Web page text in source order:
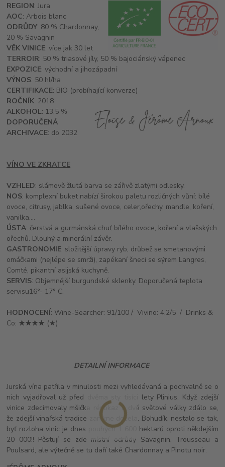
REGION: Jura
AOC: Arbois blanc
ODRŮDY: 80 % Chardonnay,
20 % Savagnin
VĚK VINICE: více jak 30 let
TERROIR: 50 % triasové jíly, 50 % bajociánský vápenec
EXPOZICE: východní a jihozápadní
VÝNOS: 50 hl/ha
CERTIFIKACE: BIO (probíhající konverze)
ROČNÍK: 2018
ALKOHOL: 13,5 %
DOPORUČENÁ
ARCHIVACE: do 2032
VÍNO VE ZKRATCE
VZHLED: slámově žlutá barva se zářivě zlatými odlesky.
NOS: komplexní buket nabízí širokou paletu rozličných vůní: bílé
ovoce, citrusy, jablka, sušené ovoce, celer,ořechy, mandle, koření,
vanilka....
ÚSTA: čerstvá a gurmánská chuť bílého ovoce, koření a vlašských
ořechů. Dlouhý a minerální závěr.
GASTRONOMIE: složitější úpravy ryb, drůbež se smetanovými
omáčkami (nejlépe se smrži), zapékaní šneci se sýrem Langres,
Comté, pikantní asijská kuchyně.
SERVIS: Objemnější burgundské sklenky. Doporučená teplota
servisu16°- 17° C.
HODNOCENÍ: Wine-Searcher: 91/100 / Vivino: 4,2/5 / Drinks &
Co: ★★★★ (★)
DETAILNÍ INFORMACE
Jurská vína patřila v minulosti mezi vyhledávaná a pochvalně se o
nich vyjadřoval už před dvěma sty tisíci lety Plinius. Když zdejší
vinice zdecimovaly mšička révokaz a dvě světové války zdálo se,
že zdejší vinařská tradice zanikne docela. Bohudík, nestalo se tak,
byť rozloha vinic je dnes pouhých 1 600 hektarů oproti někdejším
20 000!! Pěstují se zde místní odrůdy Savagnin, Trousseau a
Poulsard, ale výtečně se tu daří také Chardonnay a Pinotu noir.